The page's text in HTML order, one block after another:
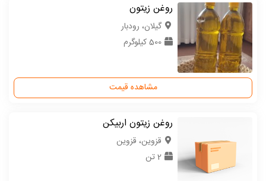
روغن زیتون
گیلان، رودبار
500 کیلوگرم
مشاهده قیمت
روغن زیتون اربیکن
قزوین، قزوین
2 تن